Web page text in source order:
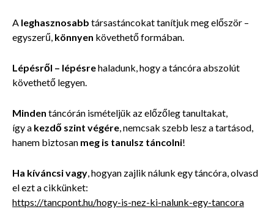
A leghasznosabb társastáncokat tanítjuk meg először –
egyszerű, könnyen követhető formában.
Lépésről – lépésrehaladunk, hogy a táncóra abszolút
követhető legyen.
Minden táncórán ismételjük az előzőleg tanultakat,
így a kezdő szint végére, nemcsak szebb lesz a tartásod,
hanem biztosan meg is tanulsz táncolni!
Ha kíváncsi vagy, hogyan zajlik nálunk egy táncóra, olvasd
el ezt a cikkünket:
https://tancpont.hu/hogy-is-nez-ki-nalunk-egy-tancora